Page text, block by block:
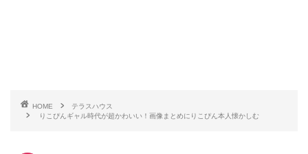
HOME
テラスハウス
りこぴんギャル時代が超かわいい！画像まとめにりこぴん本人懐かしむ